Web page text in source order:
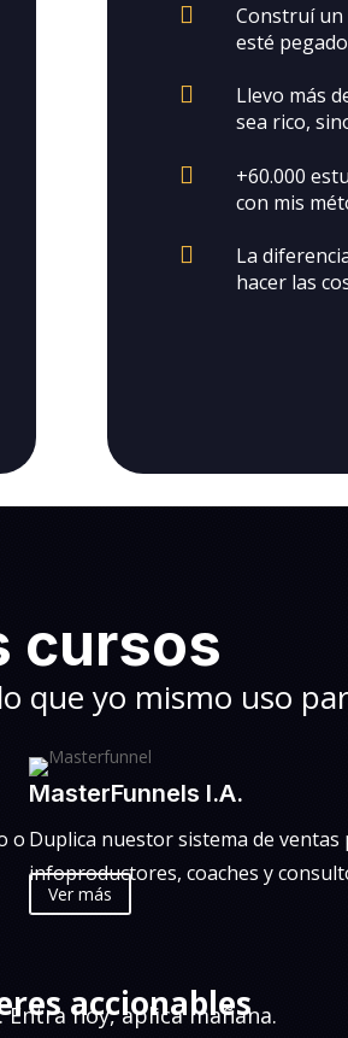

Construí un
esté

Llevo más
sea rico,

+60.000
con mis

La
hacer las
cursos
que yo mismo uso
o
MasterFunnels I.A.
Duplica nuestor sistema de
infoproductores, coaches y
Ver más
accionables
Entra hoy, aplica mañana.